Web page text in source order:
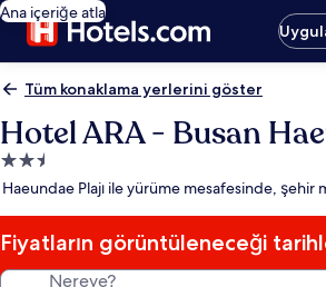
Ana içeriğe atla
Tüm konaklama yerlerini göster
Hotel ARA - Busan
2.5
yıldızlı
yeri
Haeundae Plajı ile yürüme mesafesinde, şehir
Fiyatların görüntüleneceği
Nereye?